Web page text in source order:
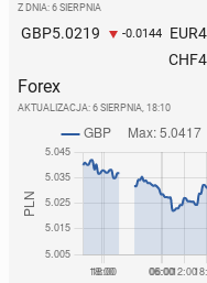
Z DNIA: 6 SIERPNIA
GBP5.0219 -0.0144 EUR
CHF
Forex
AKTUALIZACJA: 6 SIERPNIA, 18:10